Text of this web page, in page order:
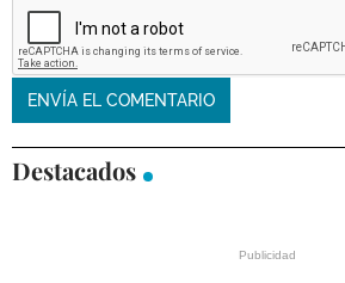
Destacados